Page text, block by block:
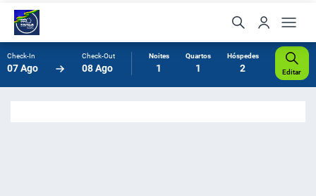
Check-In
07 Ago
Check-Out
08 Ago
Noites
1
Quartos
1
Hóspedes
2 Editar